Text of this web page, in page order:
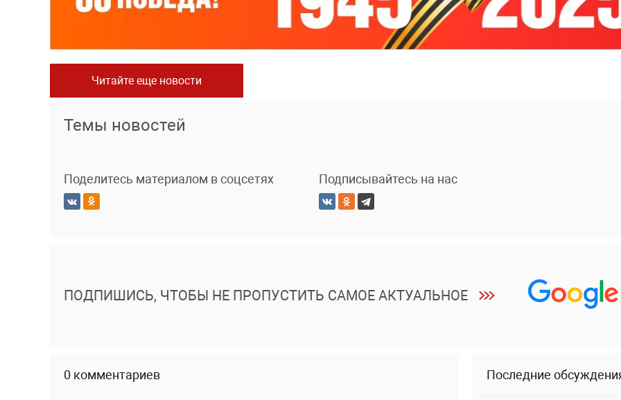
Читайте еще новости
Темы новостей
Поделитесь материалом в соцсетях Подписывайтесь на нас
ПОДПИШИСЬ, ЧТОБЫ НЕ ПРОПУСТИТЬ САМОЕ АКТУАЛЬНОЕ
0 комментариев Последние